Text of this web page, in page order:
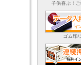
子供喜ぶ！
ゴム印/